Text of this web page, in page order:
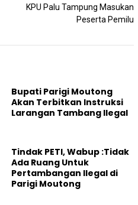
KPU Palu Tampung Masukan
Peserta Pemilu
Bupati Parigi Moutong
Akan Terbitkan Instruksi
Larangan Tambang Ilegal
Tindak PETI, Wabup :Tidak
Ada Ruang Untuk
Pertambangan Ilegal di
Parigi Moutong